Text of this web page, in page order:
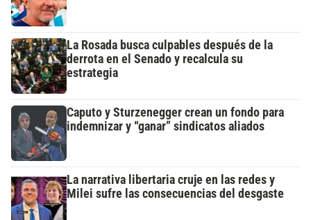
La Rosada busca culpables después de la
derrota en el Senado y recalcula su
estrategia
Caputo y Sturzenegger crean un fondo para
indemnizar y “ganar” sindicatos aliados
La narrativa libertaria cruje en las redes y
Milei sufre las consecuencias del desgaste